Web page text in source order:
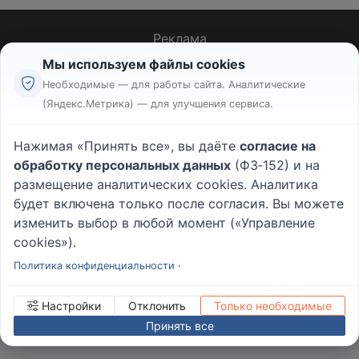
Реклама
Правила
Пользовательское соглашение
Политика конфиденциальности
Вопрос - Ответ
О проекте
© 2026Rabotniki.online
Мы используем файлы cookies
Необходимые — для работы сайта. Аналитические
(Яндекс.Метрика) — для улучшения сервиса.
Нажимая «Принять все», вы даёте согласие на
обработку персональных данных (ФЗ‑152) и на
размещение аналитических cookies. Аналитика
будет включена только после согласия. Вы можете
изменить выбор в любой момент («Управление
cookies»).
Политика конфиденциальности ·
Настройки Отклонить
Только необходимые
Принять все